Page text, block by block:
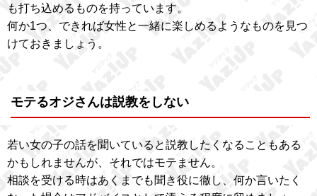
も打ち込めるものを持っています。
何か1つ、できれば女性と一緒に楽しめるようなものを見つ
けておきましょう。
モテるオジさんは説教をしない
若い女の子の話を聞いていると説教したくなることもある
かもしれませんが、それではモテません。
相談を受ける時はあくまでも聞き役に徹し、何か言いたく